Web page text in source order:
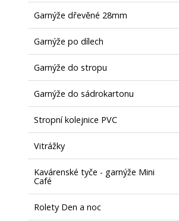
Garnýže dřevěné 28mm
Garnýže po dílech
Garnýže do stropu
Garnýže do sádrokartonu
Stropní kolejnice PVC
Vitrážky
Kavárenské tyče - garnýže Mini
Café
Rolety Den a noc